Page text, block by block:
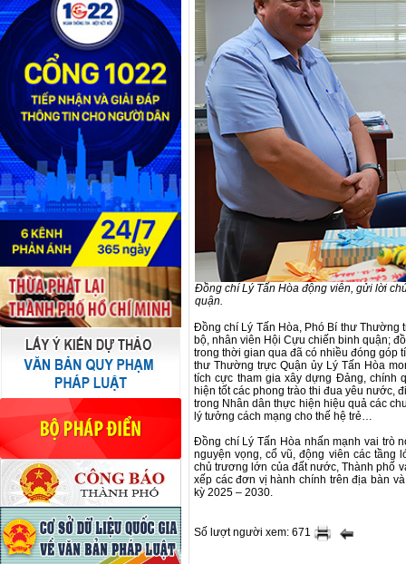
Đồng chí Lý Tấn Hòa động viên, gửi lời
quận.
Đồng chí Lý Tấn Hòa, Phó Bí thư Thường
bộ, nhân viên Hội Cựu chiến binh quận;
trong thời gian qua đã có nhiều đóng góp
thư Thường trực Quận ủy Lý Tấn Hòa
tích cực tham gia xây dựng Đảng, chính
hiện tốt các phong trào thi đua yêu nước,
trong Nhân dân thực hiện hiệu quả các
lý tưởng cách mạng cho thế hệ trẻ…
Đồng chí Lý Tấn Hòa nhấn mạnh vai trò
nguyện vọng, cổ vũ, động viên các tầng
chủ trương lớn của đất nước, Thành phố
xếp các đơn vị hành chính trên địa bàn
kỳ 2025 – 2030.
Số lượt người xem: 671